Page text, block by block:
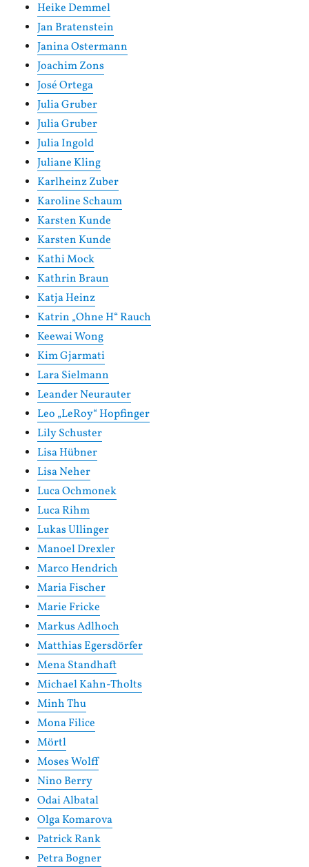
Heike Demmel
Jan Bratenstein
Janina Ostermann
Joachim Zons
José Ortega
Julia Gruber
Julia Gruber
Julia Ingold
Juliane Kling
Karlheinz Zuber
Karoline Schaum
Karsten Kunde
Karsten Kunde
Kathi Mock
Kathrin Braun
Katja Heinz
Katrin „Ohne H“ Rauch
Keewai Wong
Kim Gjarmati
Lara Sielmann
Leander Neurauter
Leo „LeRoy“ Hopfinger
Lily Schuster
Lisa Hübner
Lisa Neher
Luca Ochmonek
Luca Rihm
Lukas Ullinger
Manoel Drexler
Marco Hendrich
Maria Fischer
Marie Fricke
Markus Adlhoch
Matthias Egersdörfer
Mena Standhaft
Michael Kahn-Tholts
Minh Thu
Mona Filice
Mörtl
Moses Wolff
Nino Berry
Odai Albatal
Olga Komarova
Patrick Rank
Petra Bogner